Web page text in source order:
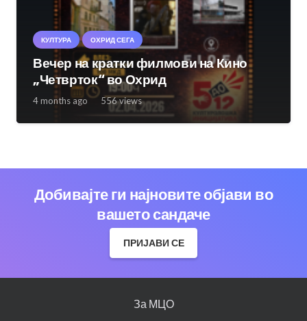
КУЛТУРА ОХРИД СЕГА
Вечер на кратки филмови на Кино
„Четврток“ во Охрид
4 months ago 556views
Добивајте ги најновите објави во
вашето сандаче
ПРИЈАВИ СЕ
За МЦО